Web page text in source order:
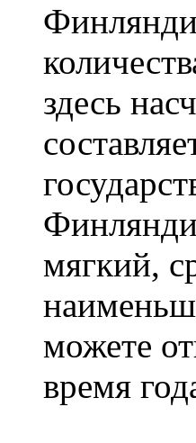
здесь
мягкий,
можете
время